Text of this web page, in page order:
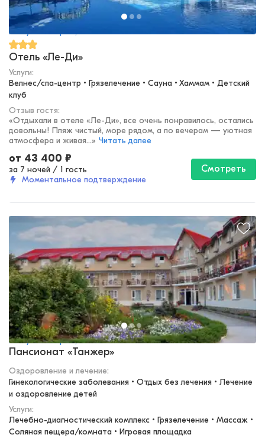
Республика Крым, Саки
Отель «Ле-Ди»
Услуги:
Велнес/спа-центр • Грязелечение • Сауна • Хаммам • Детский
клуб
Отзыв гостя:
«Отдыхали в отеле «Ле-Ди», все очень понравилось, остались
довольны! Пляж чистый, море рядом, а по вечерам — уютная
атмосфера и живая...» Читать далее
от 43 400 ₽
за 7 ночей / 1 гость
Моментальное подтверждение
Смотреть
Республика Крым, Саки
Пансионат «Танжер»
Оздоровление и лечение:
Гинекологические заболевания • Отдых без лечения • Лечение
и оздоровление детей
Услуги:
Лечебно-диагностический комплекс • Грязелечение • Массаж •
Соляная пещера/комната • Игровая площадка